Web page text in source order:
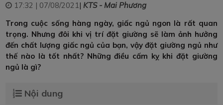
17:32 | 07/08/2021|KTS - Mai Phương
Trong cuộc sống hàng ngày, giấc ngủ ngon là rất quan
trọng. Nhưng đôi khi vị trí đặt giường sẽ làm ảnh hưởng
đến chất lượng giấc ngủ của bạn, vậy đặt giường ngủ như
thế nào là tốt nhất? Những điều cấm kỵ khi đặt giường
ngủ là gì?
Nội dung